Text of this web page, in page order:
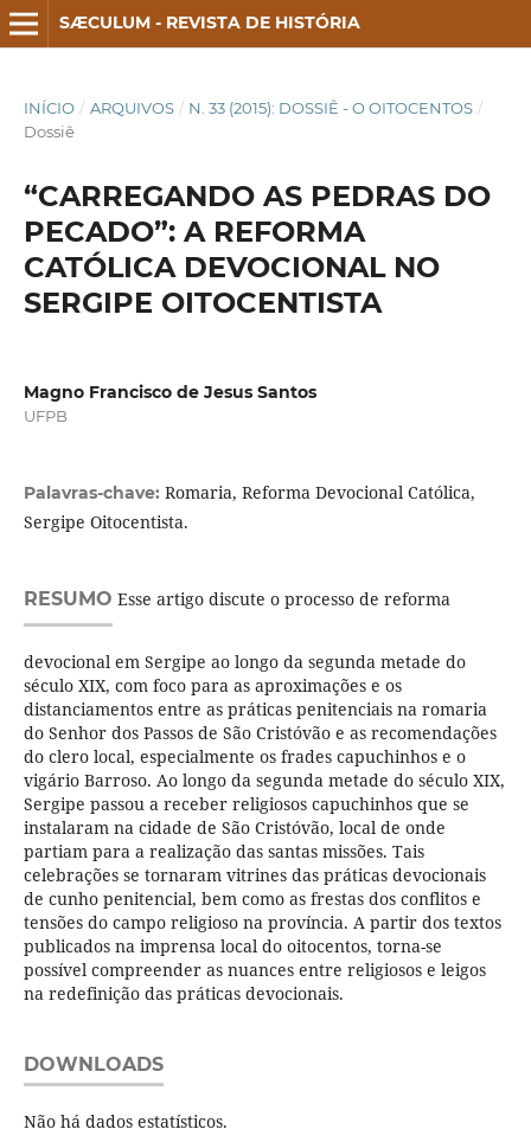
SÆCULUM - REVISTA DE HISTÓRIA
INÍCIO / ARQUIVOS / N. 33 (2015): DOSSIÊ - O OITOCENTOS /
Dossiê
“CARREGANDO AS PEDRAS DO
PECADO”: A REFORMA
CATÓLICA DEVOCIONAL NO
SERGIPE OITOCENTISTA
Magno Francisco de Jesus Santos
UFPB
Palavras-chave: Romaria, Reforma Devocional Católica,
Sergipe Oitocentista.
RESUMO Esse artigo discute o processo de reforma
devocional em Sergipe ao longo da segunda metade do
século XIX, com foco para as aproximações e os
distanciamentos entre as práticas penitenciais na romaria
do Senhor dos Passos de São Cristóvão e as recomendações
do clero local, especialmente os frades capuchinhos e o
vigário Barroso. Ao longo da segunda metade do século XIX,
Sergipe passou a receber religiosos capuchinhos que se
instalaram na cidade de São Cristóvão, local de onde
partiam para a realização das santas missões. Tais
celebrações se tornaram vitrines das práticas devocionais
de cunho penitencial, bem como as frestas dos conflitos e
tensões do campo religioso na província. A partir dos textos
publicados na imprensa local do oitocentos, torna-se
possível compreender as nuances entre religiosos e leigos
na redefinição das práticas devocionais.
DOWNLOADS
Não há dados estatísticos.